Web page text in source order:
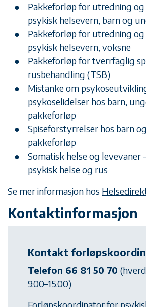
Pakkeforløp for utredning og
psykisk helsevern, barn og
Pakkeforløp for utredning og
psykisk helsevern, voksne
Pakkeforløp for tverrfaglig
rusbehandling (TSB)
Mistanke om
psykoselidelser hos barn,
pakkeforløp
Spiseforstyrrelser hos barn
pakkeforløp
Somatisk helse og levevaner
psykisk helse og rus
Se mer informasjon hos
Kontaktinformasjon
Kontakt
Telefon 66 81 50 70
9.00–15.00)